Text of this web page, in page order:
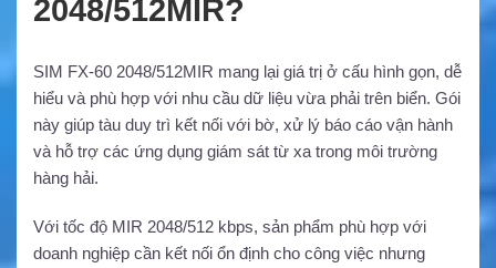
2048/512MIR?
SIM FX-60 2048/512MIR mang lại giá trị ở cấu hình gọn, dễ
hiểu và phù hợp với nhu cầu dữ liệu vừa phải trên biển. Gói
này giúp tàu duy trì kết nối với bờ, xử lý báo cáo vận hành
và hỗ trợ các ứng dụng giám sát từ xa trong môi trường
hàng hải.
Với tốc độ MIR 2048/512 kbps, sản phẩm phù hợp với
doanh nghiệp cần kết nối ổn định cho công việc nhưng